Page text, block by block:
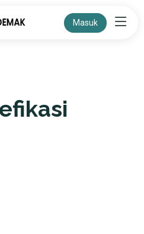
Masuk